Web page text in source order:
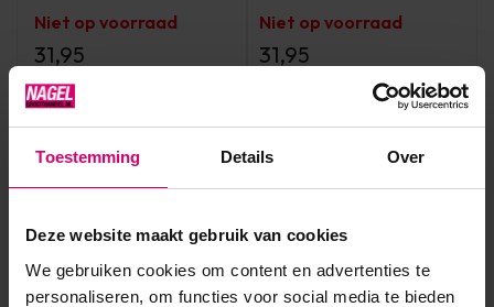
Toestemming Details Over
Deze website maakt gebruik van cookies
We gebruiken cookies om content en advertenties te
personaliseren, om functies voor social media te bieden
Niet op voorraad
31,95
excl. btw
Bekijken
Niet op voorraad
31,95
Bekijken